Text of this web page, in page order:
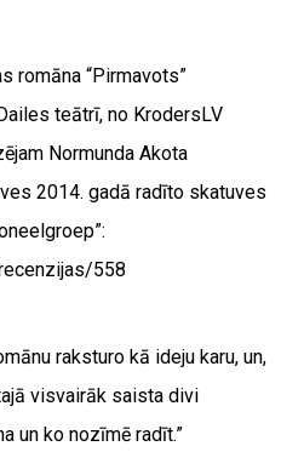
romāna “Pirmavots”
teātrī, no KrodersLV
Normunda Akota
2014. gadā radīto skatuves
558
raksturo kā ideju karu, un,
visvairāk saista divi
un ko nozīmē radīt.”